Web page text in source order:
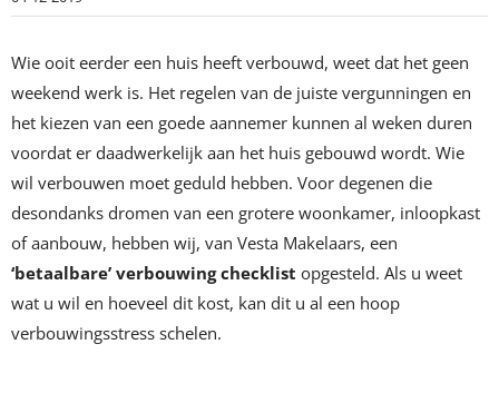
Wie ooit eerder een huis heeft verbouwd, weet dat het geen
weekend werk is. Het regelen van de juiste vergunningen en
het kiezen van een goede aannemer kunnen al weken duren
voordat er daadwerkelijk aan het huis gebouwd wordt. Wie
wil verbouwen moet geduld hebben. Voor degenen die
desondanks dromen van een grotere woonkamer, inloopkast
of aanbouw, hebben wij, van Vesta Makelaars, een
‘betaalbare’ verbouwing checklist opgesteld. Als u weet
wat u wil en hoeveel dit kost, kan dit u al een hoop
verbouwingsstress schelen.